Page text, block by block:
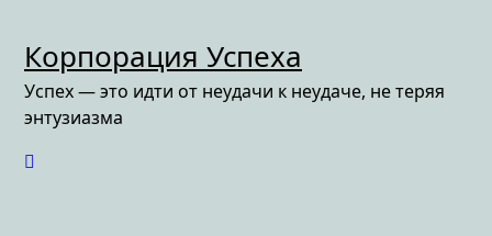
содержимому
Корпорация Успеха
Успех — это идти от неудачи к неудаче, не теряя
энтузиазма